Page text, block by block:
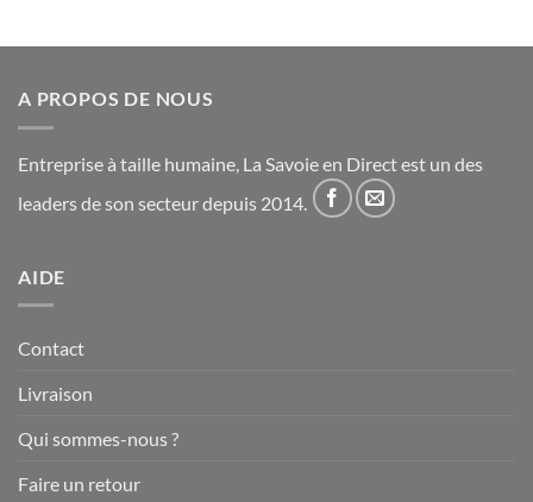
A PROPOS DE NOUS
Entreprise à taille humaine, La Savoie en Direct est un des
leaders de son secteur depuis 2014.
AIDE
Contact
Livraison
Qui sommes-nous ?
Faire un retour